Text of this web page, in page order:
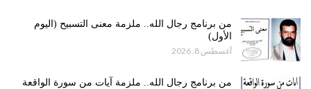
من برنامج رجال الله.. ملزمة معنى التسبيح (اليوم
الأول)
أغسطس 8, 2026
من برنامج رجال الله.. ملزمة آيات من سورة الواقعة